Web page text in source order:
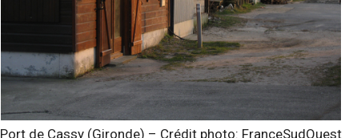
Port de Cassy (Gironde) – Crédit photo: FranceSudOuest